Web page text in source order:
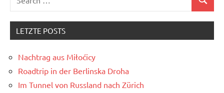
for:
Search
LETZTE POSTS
Nachtrag aus Miłoćicy
Roadtrip in der Berlinska Droha
Im Tunnel von Russland nach Zürich